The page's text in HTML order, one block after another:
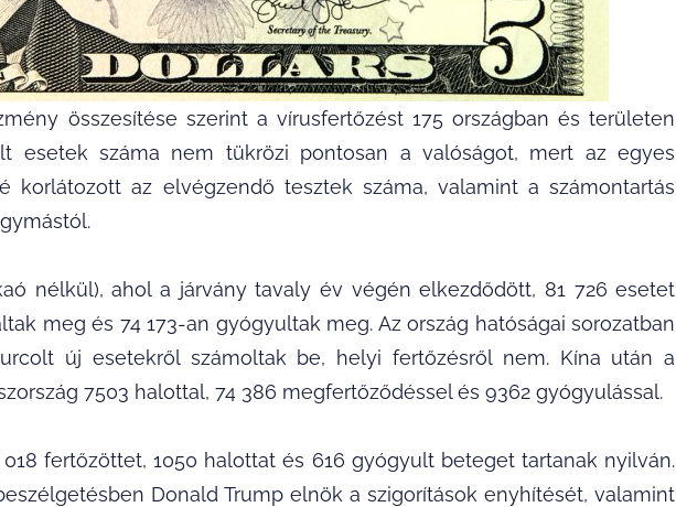
összesítése szerint a vírusfertőzést 175 országban és területen
esetek száma nem tükrözi pontosan a valóságot, mert az egyes
korlátozott az elvégzendő tesztek száma, valamint a számontartás
nélkül), ahol a járvány tavaly év végén elkezdődött, 81 726 esetet
meg és 74 173-an gyógyultak meg. Az ország hatóságai sorozatban
új esetekről számoltak be, helyi fertőzésről nem. Kína után a
7503 halottal, 74 386 megfertőződéssel és 9362 gyógyulással.
fertőzöttet, 1050 halottat és 616 gyógyult beteget tartanak nyilván.
Donald Trump elnök a szigorítások enyhítését, valamint